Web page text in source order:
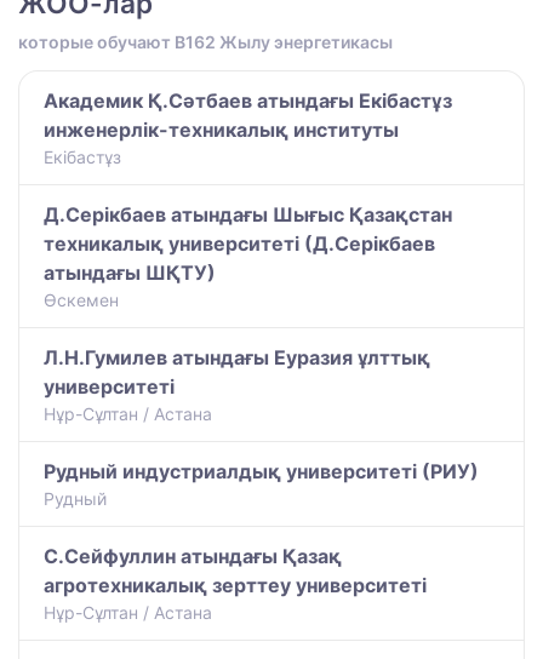
которые обучают B162 Жылу энергетикасы
Академик Қ.Сәтбаев атындағы Екібастұз
инженерлік-техникалық институты
Екібастұз
Д.Серікбаев атындағы Шығыс Қазақстан
техникалық университеті (Д.Серікбаев
атындағы ШҚТУ)
Өскемен
Л.Н.Гумилев атындағы Еуразия ұлттық
университеті
Нұр-Сұлтан / Астана
Рудный индустриалдық университеті (РИУ)
Рудный
С.Сейфуллин атындағы Қазақ
агротехникалық зерттеу университеті
Нұр-Сұлтан / Астана